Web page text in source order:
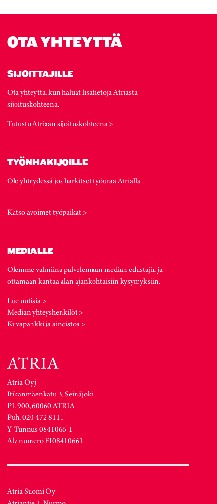
OTA YHTEYTTÄ
SIJOITTAJILLE
Ota yhteyttä, kun haluat lisätietoja Atriasta
sijoituskohteena.
Tutustu Atriaan sijoituskohteena >
TYÖNHAKIJOILLE
Ole yhteydessä jos harkitset työuraa Atrialla
Katso avoimet työpaikat >
MEDIALLE
Olemme valmiina palvelemaan median edustajia ja
ottamaan kantaa alan ajankohtaisiin kysymyksiin.
Lue uutisia >
Median yhteyshenkilöt >
Kuvapankki ja aineistoa >
Atria Oyj
Itikanmäenkatu 3, Seinäjoki
PL 900, 60060 ATRIA
Puh. 020 472 8111
Y-Tunnus 0841066-1
Alv numero FI08410661
Atria Suomi Oy